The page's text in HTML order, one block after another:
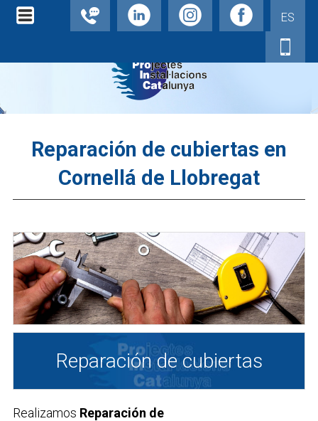
ES
Reparación de cubiertas en
Cornellá de Llobregat
Reparación de cubiertas
Realizamos Reparación de